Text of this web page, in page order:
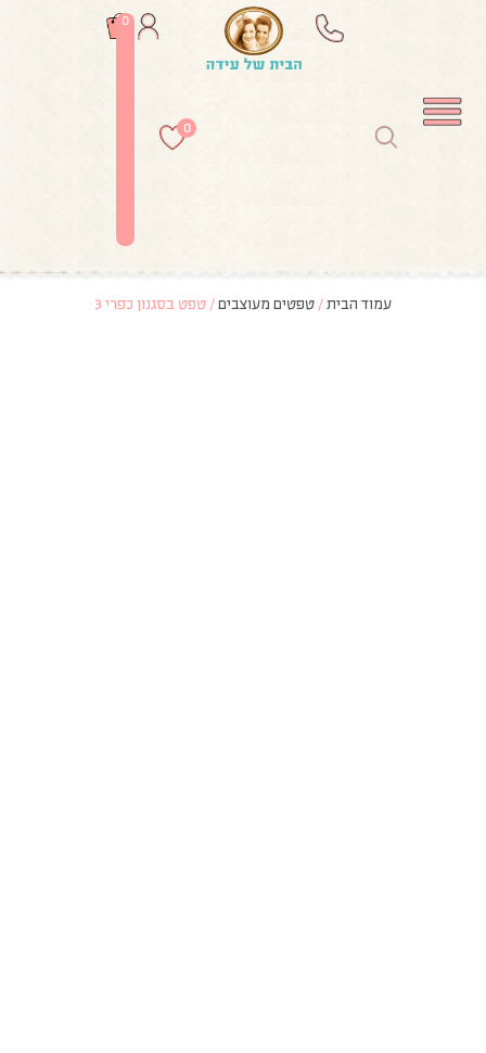
0
0
עמוד הבית/ טפטים מעוצבים/ טפט בסגנון כפרי 3